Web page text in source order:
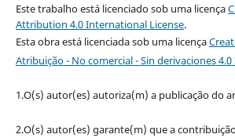
Este trabalho está licenciado sob uma licença
Attribution 4.0 International License.
Esta obra está licenciada sob uma licença
Atribuição - No comercial - Sin derivaciones
1.O(s) autor(es) autoriza(m) a publicação do
2.O(s) autor(es) garante(m) que a